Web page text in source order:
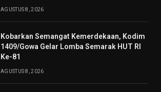
AGUSTUS 8, 2026
Kobarkan Semangat Kemerdekaan, Kodim
1409/Gowa Gelar Lomba Semarak HUT RI
Ke-81
AGUSTUS 8, 2026